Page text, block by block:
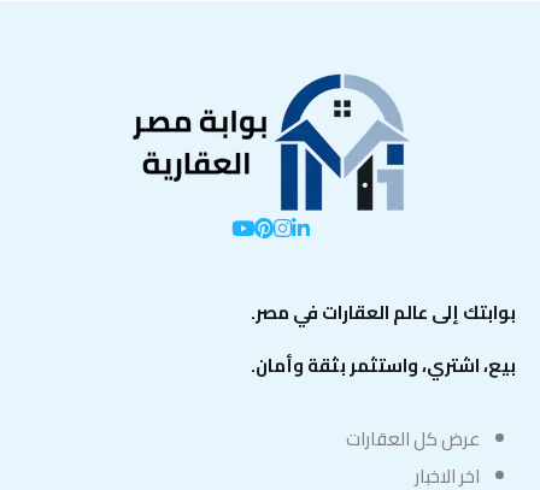
بوابتك إلى عالم العقارات في مصر.
بيع، اشتري، واستثمر بثقة وأمان.
عرض كل العقارات
اخر الاخبار